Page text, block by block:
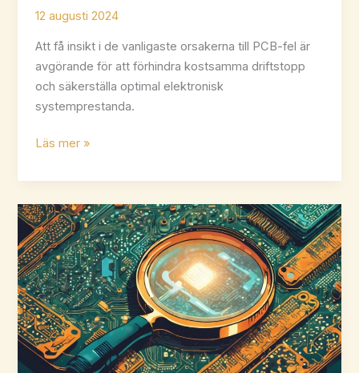
12 augusti 2024
Att få insikt i de vanligaste orsakerna till PCB-fel är
avgörande för att förhindra kostsamma driftstopp
och säkerställa optimal elektronisk
systemprestanda.
Vanliga
till
fel
på
kretskort
Läs mer »